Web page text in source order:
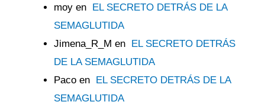
moy en
EL SECRETO DETRÁS DE LA
SEMAGLUTIDA
Jimena_R_M en
EL SECRETO DETRÁS
DE LA SEMAGLUTIDA
Paco en
EL SECRETO DETRÁS DE LA
SEMAGLUTIDA